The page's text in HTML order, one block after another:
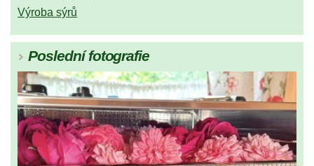
Výroba sýrů
Poslední fotografie